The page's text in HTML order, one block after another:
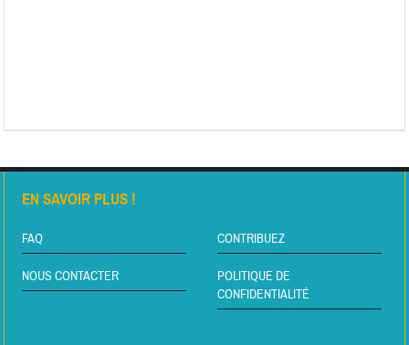
EN SAVOIR PLUS !
FAQ CONTRIBUEZ
NOUS CONTACTER
POLITIQUE DE
CONFIDENTIALITÉ